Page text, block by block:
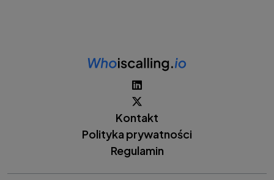
Kontakt
Polityka prywatności
Regulamin